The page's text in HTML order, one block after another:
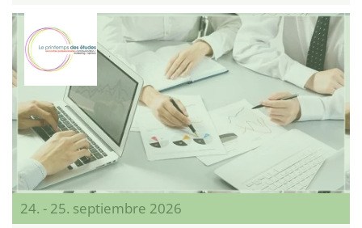
24. - 25. septiembre 2026